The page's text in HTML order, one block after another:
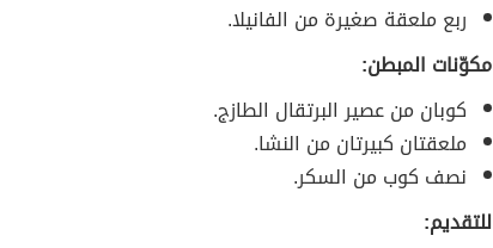
ربع ملعقة صغيرة من الفانيلا.
مكوّنات المبطن:
كوبان من عصير البرتقال الطازج.
ملعقتان كبيرتان من النشا.
نصف كوب من السكر.
للتقديم: